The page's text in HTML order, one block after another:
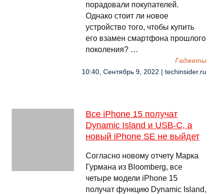
порадовали покупателей.
Однако стоит ли новое
устройство того, чтобы купить
его взамен смартфона прошлого
поколения? …
Гаджеты
10:40, Сентябрь 9, 2022 | techinsider.ru
Все iPhone 15 получат
Dynamic Island и USB-C, а
новый iPhone SE не выйдет
Согласно новому отчету Марка
Гурмана из Bloomberg, все
четыре модели iPhone 15
получат функцию Dynamic Island,